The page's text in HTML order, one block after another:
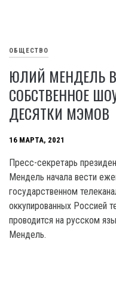
ОБЩЕСТВО
ЮЛИЙ МЕНДЕЛЬ
СОБСТВЕННОЕ
ДЕСЯТКИ МЭМОВ
16 МАРТА, 2021
Пресс-секретарь
Мендель начала вести
государственном
оккупированных Россией
проводится на русском
Мендель.